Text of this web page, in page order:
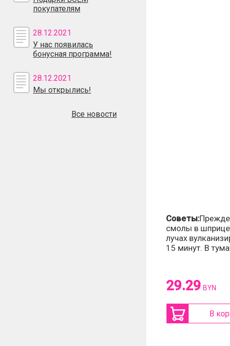
покупателям
28.12.2021
У нас появилась
бонусная программа!
28.12.2021
Мы открылись!
Все новости
Советы:Прежде
смолы в шприце
лучах
15 минут. В
29.29 BYN
В